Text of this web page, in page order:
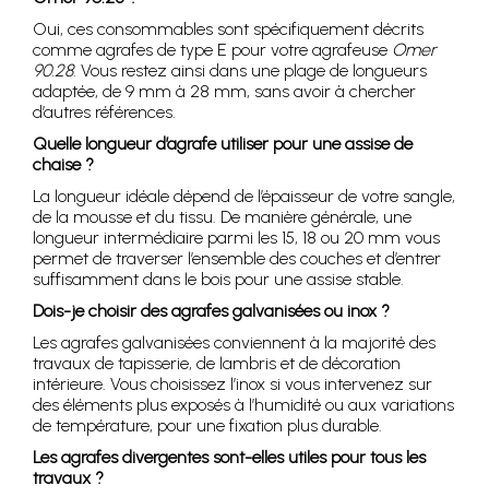
Oui, ces consommables sont spécifiquement décrits
comme agrafes de type E pour votre agrafeuse Omer
90.28. Vous restez ainsi dans une plage de longueurs
adaptée, de 9 mm à 28 mm, sans avoir à chercher
d’autres références.
Quelle longueur d’agrafe utiliser pour une assise de
chaise ?
La longueur idéale dépend de l’épaisseur de votre sangle,
de la mousse et du tissu. De manière générale, une
longueur intermédiaire parmi les 15, 18 ou 20 mm vous
permet de traverser l’ensemble des couches et d’entrer
suffisamment dans le bois pour une assise stable.
Dois-je choisir des agrafes galvanisées ou inox ?
Les agrafes galvanisées conviennent à la majorité des
travaux de tapisserie, de lambris et de décoration
intérieure. Vous choisissez l’inox si vous intervenez sur
des éléments plus exposés à l’humidité ou aux variations
de température, pour une fixation plus durable.
Les agrafes divergentes sont-elles utiles pour tous les
travaux ?